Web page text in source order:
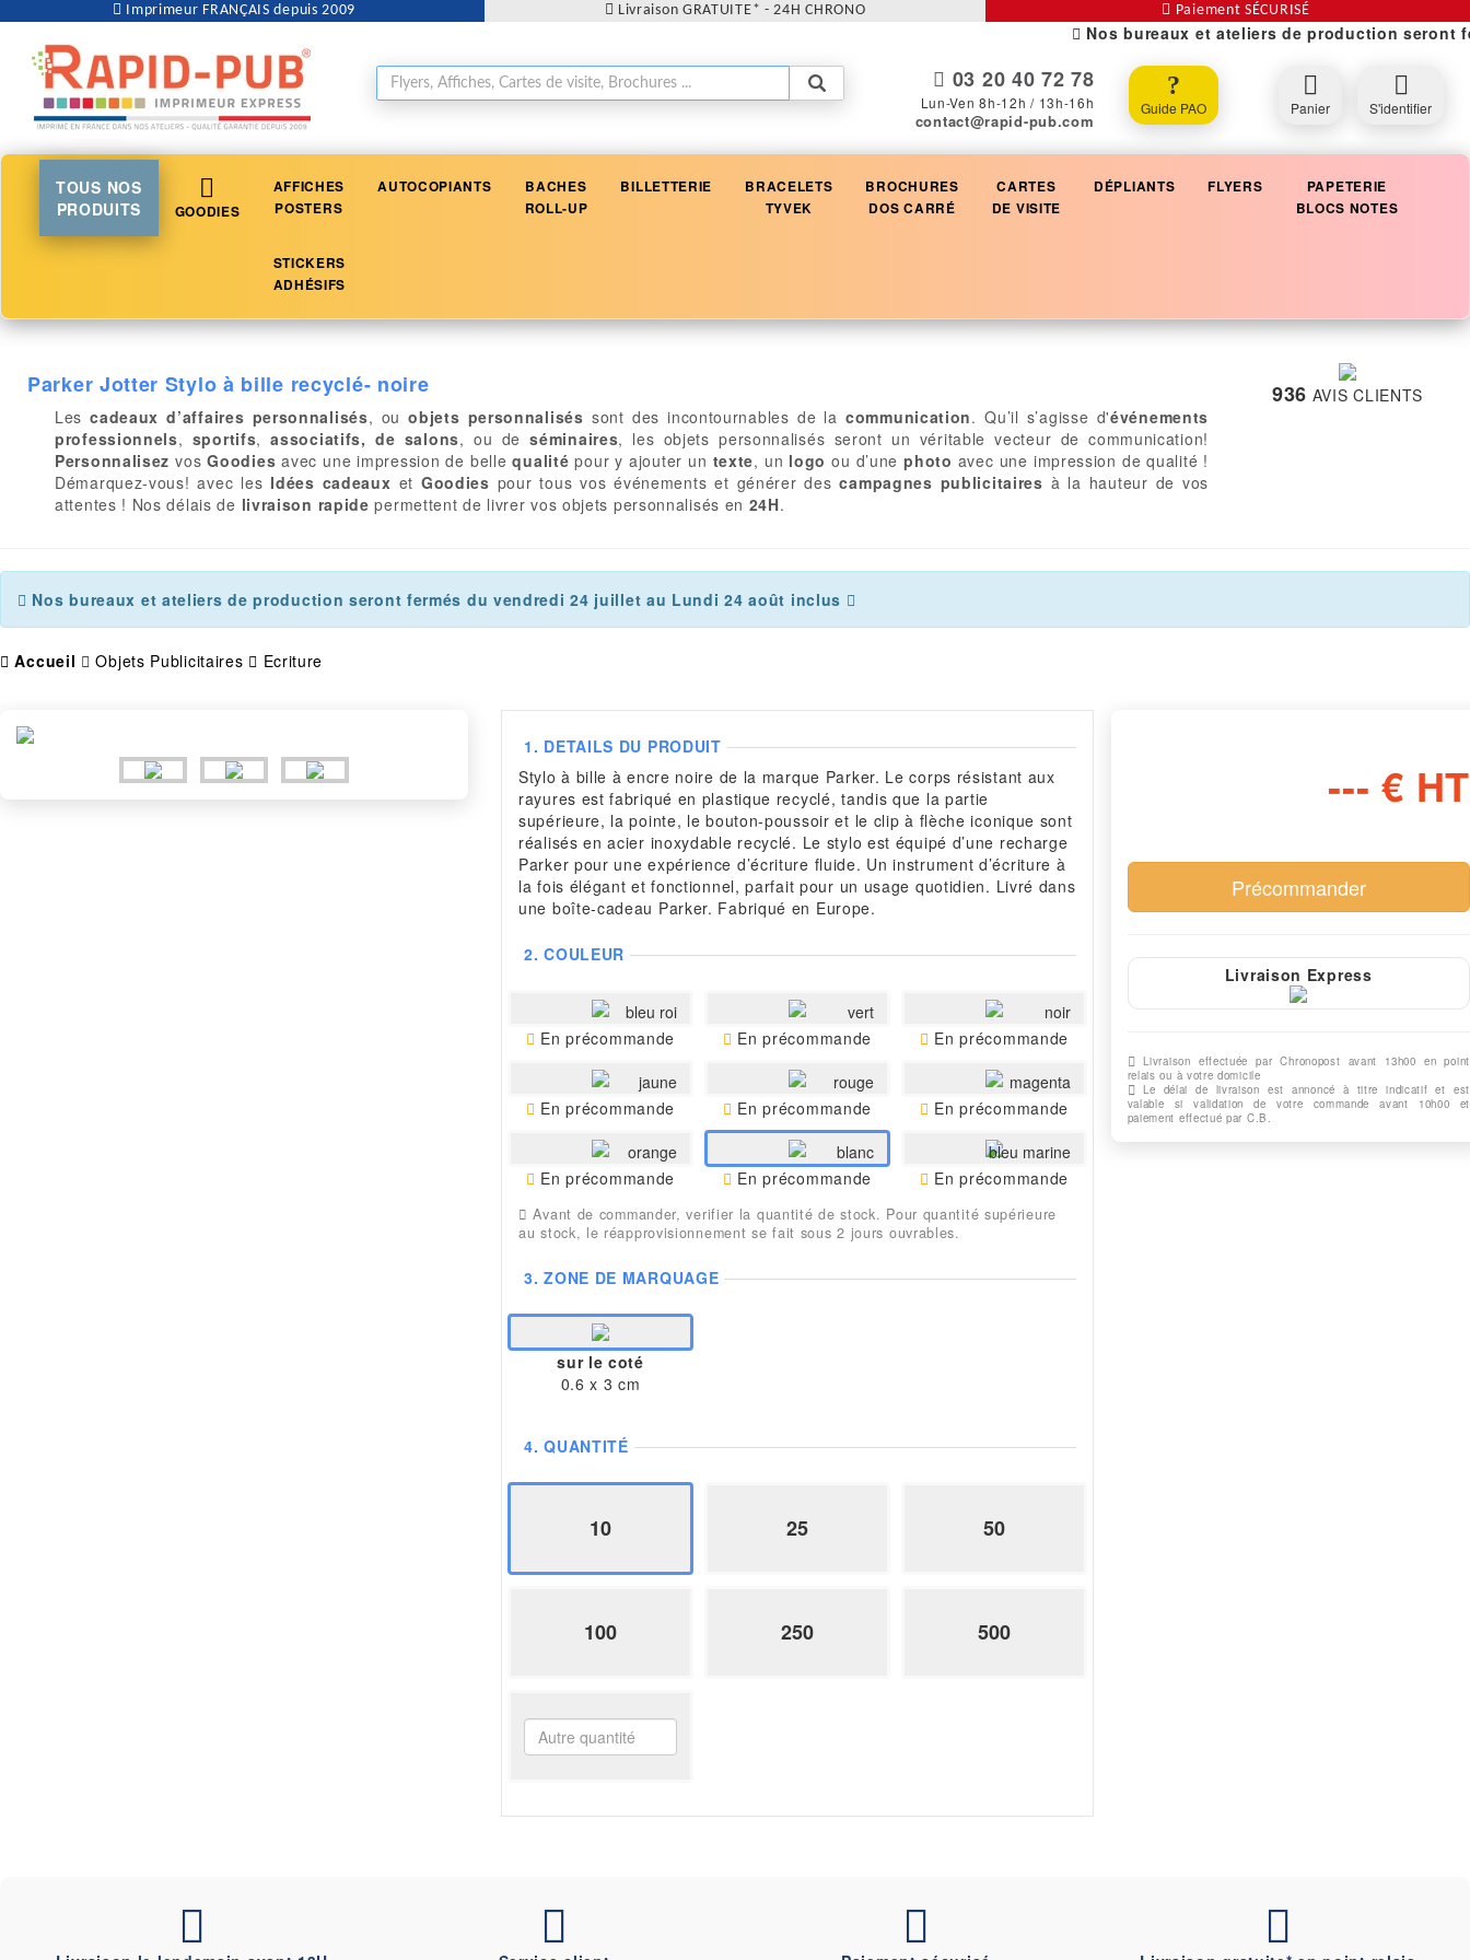
Imprimeur FRANÇAIS depuis 2009 Livraison GRATUITE* - 24H CHRONO Paiement SÉCURISÉ
Nos bureaux et ateliers de production seront
03 20 40 72 78
Lun-Ven 8h-12h / 13h-16h
contact@rapid-pub.com
Guide PAO Panier S'identifier
TOUS NOS
PRODUITS
GOODIES
AFFICHES
POSTERS
AUTOCOPIANTS
BACHES
ROLL-UP
BILLETTERIE
BRACELETS
TYVEK
BROCHURES
DOS CARRÉ
CARTES
DE VISITE
DÉPLIANTS FLYERS
PAPETERIE
BLOCS NOTES
STICKERS
ADHÉSIFS
Parker Jotter Stylo à bille recyclé- noire
Lescadeaux d’affaires personnalisés, ouobjets personnalisés sont des incontournables de lacommunication. Qu’il s’agisse d'événements
professionnels, sportifs,associatifs, de salons, ou deséminaires, les objets personnalisés seront un véritable vecteur de communication!
Personnalisez vosGoodies avec une impression de bellequalité pour y ajouter un texte, un logo ou d’unephoto avec une impression de qualité !
Démarquez-vous! avec les Idées cadeaux et Goodies pour tous vos événements et générer descampagnes publicitaires à la hauteur de vos
attentes ! Nos délais de livraison rapide permettent de livrer vos objets personnalisés en 24H.
936 AVIS CLIENTS
Nos bureaux et ateliers de production seront fermés du vendredi 24 juillet au Lundi 24 août inclus
Accueil Objets Publicitaires Ecriture
1. DETAILS DU PRODUIT
Stylo à bille à encre noire de la marque Parker. Le corps résistant aux
rayures est fabriqué en plastique recyclé, tandis que la partie
supérieure, la pointe, le bouton-poussoir et le clip à flèche iconique sont
réalisés en acier inoxydable recyclé. Le stylo est équipé d’une recharge
Parker pour une expérience d’écriture fluide. Un instrument d’écriture à
la fois élégant et fonctionnel, parfait pour un usage quotidien. Livré dans
une boîte-cadeau Parker. Fabriqué en Europe.
2. COULEUR
bleu roi
En précommande
vert
En précommande
noir
En précommande
jaune
En précommande
rouge
En précommande
magenta
En précommande
orange
En précommande
blanc
En précommande
bleu marine
En précommande
Avant de commander, verifier la quantité de stock. Pour quantité supérieure
au stock, le réapprovisionnement se fait sous 2 jours ouvrables.
3. ZONE DE MARQUAGE
sur le coté
0.6 x 3 cm
4. QUANTITÉ
10 25 50
100 250 500
--- € HT
Livraison Express
Livraison effectuée par Chronopost avant 13h00 en point
relais ou à votre domicile
Le délai de livraison est annoncé à titre indicatif et est
valable si validation de votre commande avant 10h00 et
paiement effectué par C.B.